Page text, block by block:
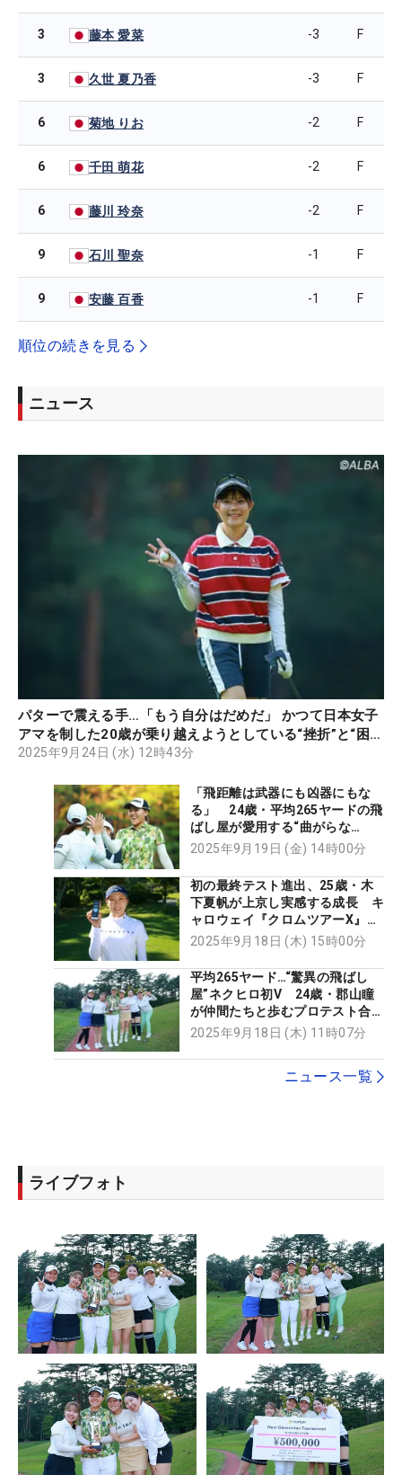
3 藤本 愛菜 -3 F
3 久世 夏乃香 -3 F
6 菊地 りお -2 F
6 千田 萌花 -2 F
6 藤川 玲奈 -2 F
9 石川 聖奈 -1 F
9 安藤 百香 -1 F
順位の続きを見る
ニュース
パターで震える手…「もう自分はだめだ」 かつて日本女子
アマを制した20歳が乗り越えようとしている“挫折”と“困
難”
2025年9月24日 (水) 12時43分
「飛距離は武器にも凶器にもな
る」 24歳・平均265ヤードの飛
ばし屋が愛用する“曲がらな
い”1W【ネクヒロ優勝ギア】
2025年9月19日 (金) 14時00分
初の最終テスト進出、25歳・木
下夏帆が上京し実感する成長 キ
ャロウェイ『クロムツアーX』使
用も大きな変化に
2025年9月18日 (木) 15時00分
平均265ヤード…“驚異の飛ばし
屋”ネクヒロ初V 24歳・郡山瞳
が仲間たちと歩むプロテスト合格
の道
2025年9月18日 (木) 11時07分
ニュース一覧
ライブフォト